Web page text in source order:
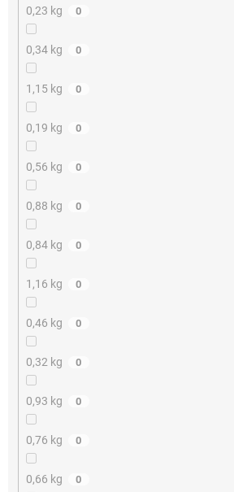
0,23 kg 0
0,34 kg 0
1,15 kg 0
0,19 kg 0
0,56 kg 0
0,88 kg 0
0,84 kg 0
1,16 kg 0
0,46 kg 0
0,32 kg 0
0,93 kg 0
0,76 kg 0
0,66 kg 0